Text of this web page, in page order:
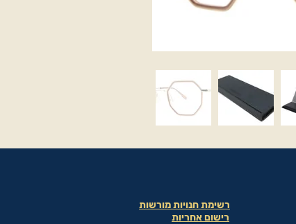
רשימת חנויות מורשות
רישום אחריות